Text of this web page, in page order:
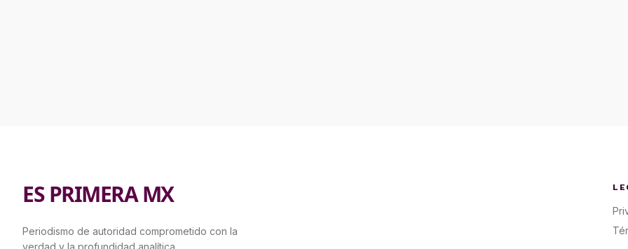
ES PRIMERA MX
Periodismo de autoridad comprometido con la
verdad y la profundidad analítica.